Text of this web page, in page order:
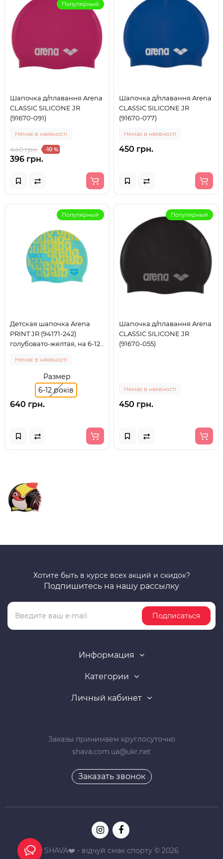
Популярный
Шапочка д/плавання Arena
CLASSIC SILICONE JR
(91670-091)
Немає в наявності
440 грн. -10 %
396 грн.
Шапочка д/плавання Arena
CLASSIC SILICONE JR
(91670-077)
Немає в наявності
450 грн.
Популярный
Детская шапочка Arena
PRINT JR (94171-242)
голубовато-желтая, на 6-12
Немає в наявності
Размер
6-12 років
640 грн.
Популярный
Шапочка д/плавання Arena
CLASSIC SILICONE JR
(91670-055)
Немає в наявності
450 грн.
Хотите быть в курсе всех акций и скидок?
Подпишитесь на нашу рассылку
Подписаться
Информация
Категории
Личный кабинет
Заказы принимаем круглосуточно
shava.com.ua@ukr.net
Заказать звонок
SHAVA❤️ - відчуй смак спорту © 2026